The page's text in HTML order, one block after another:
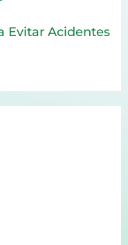
Evitar Acidentes